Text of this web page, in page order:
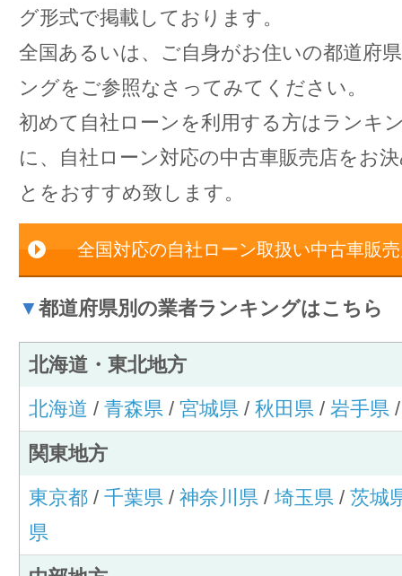
グ形式で掲載しております。
全国あるいは、ご自身がお住いの都道府
ングをご参照なさってみてください。
初めて自社ローンを利用する方はランキ
に、自社ローン対応の中古車販売店をお
とをおすすめ致します。
全国対応の自社ローン取扱い中古車販
▼ 都道府県別の業者ランキングはこちら
北海道・東北地方
北海道 / 青森県/ 宮城県/ 秋田県/ 岩手県
関東地方
東京都/ 千葉県/ 神奈川県/ 埼玉県/ 茨城
県